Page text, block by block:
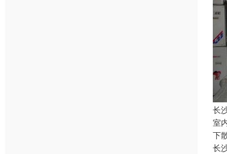
长
室
下
长